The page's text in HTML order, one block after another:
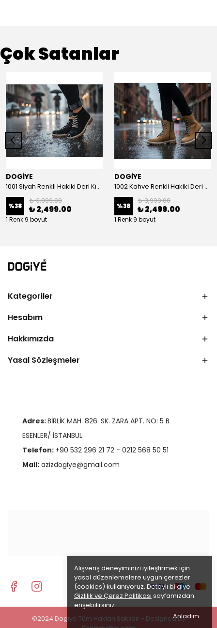
Alışveriş deneyiminizi iyileştirmek için
yasal düzenlemelere uygun çerezler
(cookies) kullanıyoruz. Detaylı bilgiye
Gizlilik ve Çerez Politikası sayfamızdan
erişebilirsiniz.
Anladım
Çok Satanlar
DOGİYE
1001 Siyah Renkli Hakiki Deri Kışlık Bot
%38
₺ 3,999.00
₺ 2,499.00
1 Renk 9 boyut
DOGİYE
1002 Kahve Renkli Hakiki Deri Kışlık Bot
%38
₺ 3,999.00
₺ 2,499.00
1 Renk 9 boyut
Kategoriler
Hesabım
Hakkımızda
Yasal Sözleşmeler
Adres:BİRLİK MAH. 826. SK. ZARA APT. NO: 5 B
ESENLER/ İSTANBUL
Telefon: +90 532 296 21 72 - 0212 568 50 51
Mail: azizdogiye@gmail.com
©2024 Dogiye Tüm Hakları Saklıdır - Designed by